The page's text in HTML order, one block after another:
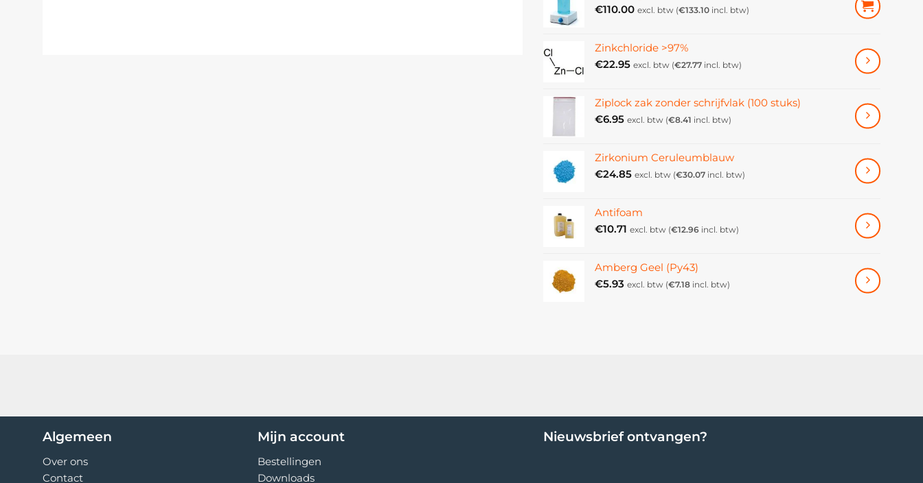
€110.00 excl. btw (€133.10 incl. btw)
Zinkchloride >97%
€22.95 excl. btw (€27.77 incl. btw)
Ziplock zak zonder schrijfvlak (100 stuks)
€6.95 excl. btw (€8.41 incl. btw)
Zirkonium Ceruleumblauw
€24.85 excl. btw (€30.07 incl. btw)
Antifoam
€10.71 excl. btw (€12.96 incl. btw)
Amberg Geel (Py43)
€5.93 excl. btw (€7.18 incl. btw)
Algemeen
Over ons
Contact
Mijn account
Bestellingen
Downloads
Nieuwsbrief ontvangen?